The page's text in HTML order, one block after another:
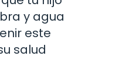
y agua
este
salud